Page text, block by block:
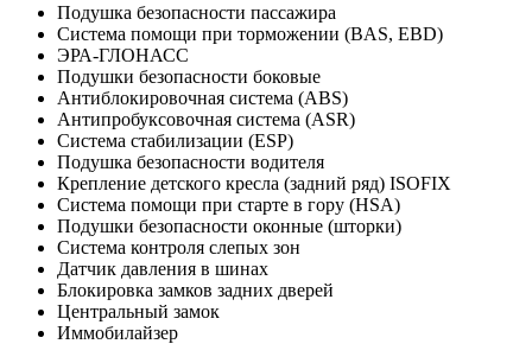
Подушка безопасности пассажира
Система помощи при торможении (BAS, EBD)
ЭРА-ГЛОНАСС
Подушки безопасности боковые
Антиблокировочная система (ABS)
Антипробуксовочная система (ASR)
Система стабилизации (ESP)
Подушка безопасности водителя
Крепление детского кресла (задний ряд) ISOFIX
Система помощи при старте в гору (HSA)
Подушки безопасности оконные (шторки)
Система контроля слепых зон
Датчик давления в шинах
Блокировка замков задних дверей
Центральный замок
Иммобилайзер